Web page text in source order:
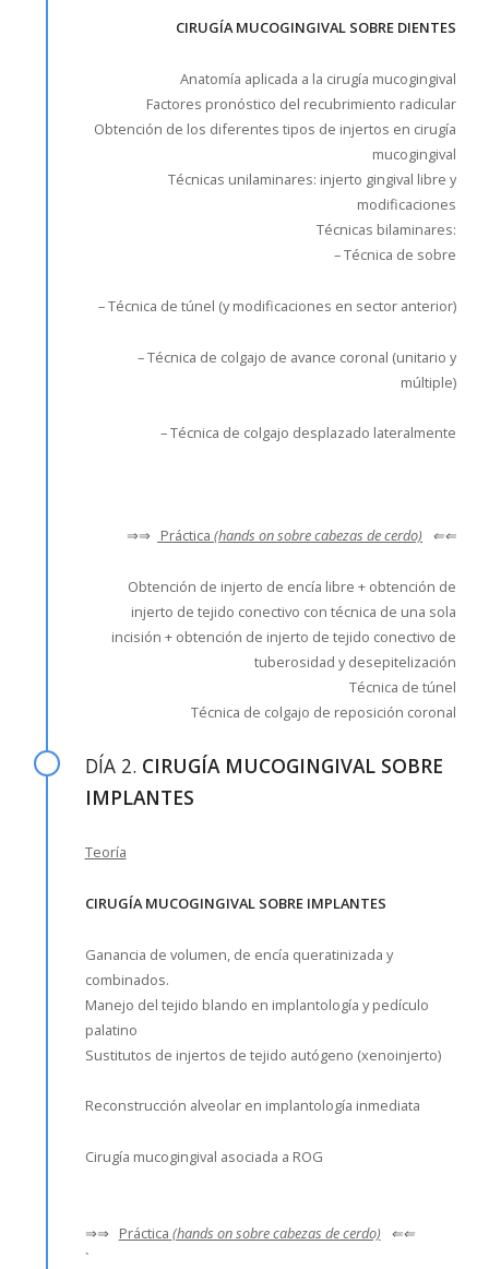
CIRUGÍA MUCOGINGIVAL SOBRE DIENTES
Anatomía aplicada a la cirugía mucogingival
Factores pronóstico del recubrimiento radicular
Obtención de los diferentes tipos de injertos en cirugía
mucogingival
Técnicas unilaminares: injerto gingival libre y
modificaciones
Técnicas bilaminares:
– Técnica de sobre
– Técnica de túnel (y modificaciones en sector anterior)
– Técnica de colgajo de avance coronal (unitario y
múltiple)
– Técnica de colgajo desplazado lateralmente
⇒⇒ Práctica (hands on sobre cabezas de cerdo) ⇐⇐
Obtención de injerto de encía libre + obtención de
injerto de tejido conectivo con técnica de una sola
incisión + obtención de injerto de tejido conectivo de
tuberosidad y desepitelización
Técnica de túnel
Técnica de colgajo de reposición coronal
DÍA 2. CIRUGÍA MUCOGINGIVAL SOBRE
IMPLANTES
Teoría
CIRUGÍA MUCOGINGIVAL SOBRE IMPLANTES
Ganancia de volumen, de encía queratinizada y
combinados.
Manejo del tejido blando en implantología y pedículo
palatino
Sustitutos de injertos de tejido autógeno (xenoinjerto)
Reconstrucción alveolar en implantología inmediata
Cirugía mucogingival asociada a ROG
⇒⇒ Práctica (hands on sobre cabezas de cerdo)
⇐⇐
`